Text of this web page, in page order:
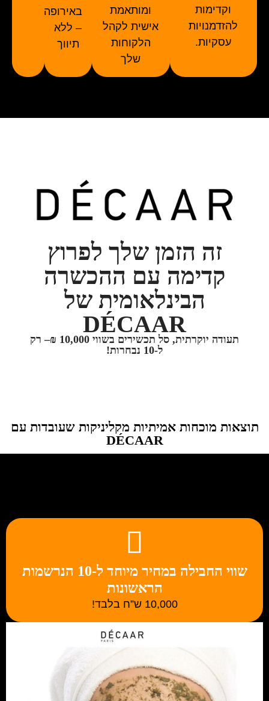
וקדימות
להזדמנויות
עסקיות.
ומותאמת
אישית לקהל
הלקוחות
שלך
באירופה
– ללא
תיווך
זה הזמן שלך לפרוץ
קדימה עם ההכשרה
הבינלאומית של
DÉCAAR
תעודה יוקרתית, סל תכשירים בשווי 10,000 ₪– רק
ל-10 נבחרות!
תוצאות מוכחות אמיתיות מקליניקות שעובדות עם
DÉCAAR
שווי החבילה במחיר מיוחד ל-10 הנרשמות
הראשונות
10,000 ש”ח בלבד!